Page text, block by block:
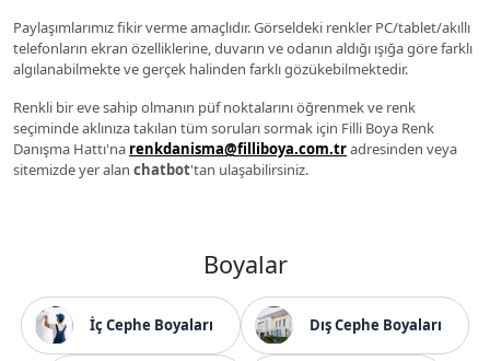
Paylaşımlarımız fikir verme amaçlıdır. Görseldeki renkler PC/tablet/akıllı
telefonların ekran özelliklerine, duvarın ve odanın aldığı ışığa göre farklı
algılanabilmekte ve gerçek halinden farklı gözükebilmektedir.
Renkli bir eve sahip olmanın püf noktalarını öğrenmek ve renk
seçiminde aklınıza takılan tüm soruları sormak için Filli Boya Renk
Danışma Hattı'na renkdanisma@filliboya.com.tradresinden veya
sitemizde yer alan chatbot'tan ulaşabilirsiniz.
Boyalar
İç Cephe Boyaları Dış Cephe Boyaları